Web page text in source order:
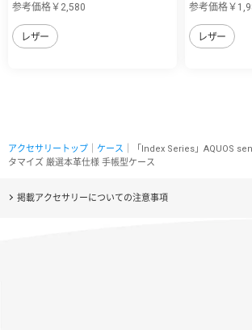
参考価格￥2,580
レザー
参考価格￥
レザー
アクセサリートップ ケース ｜「Index Series」AQUOS
タマイズ 厳選本革仕様 手帳型ケース
掲載アクセサリーについての注意事項